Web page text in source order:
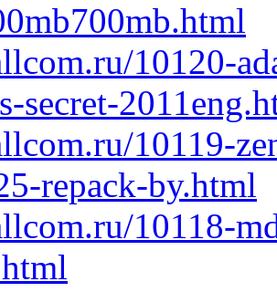
10120-
secret-
10119-
repack-by.html
10118-